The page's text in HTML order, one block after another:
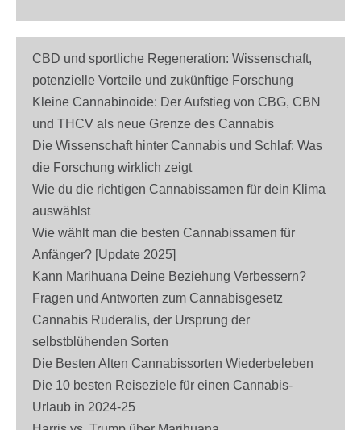
CBD und sportliche Regeneration: Wissenschaft,
potenzielle Vorteile und zukünftige Forschung
Kleine Cannabinoide: Der Aufstieg von CBG, CBN
und THCV als neue Grenze des Cannabis
Die Wissenschaft hinter Cannabis und Schlaf: Was
die Forschung wirklich zeigt
Wie du die richtigen Cannabissamen für dein Klima
auswählst
Wie wählt man die besten Cannabissamen für
Anfänger? [Update 2025]
Kann Marihuana Deine Beziehung Verbessern?
Fragen und Antworten zum Cannabisgesetz
Cannabis Ruderalis, der Ursprung der
selbstblühenden Sorten
Die Besten Alten Cannabissorten Wiederbeleben
Die 10 besten Reiseziele für einen Cannabis-
Urlaub in 2024-25